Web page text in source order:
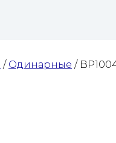
/ Одинарные /